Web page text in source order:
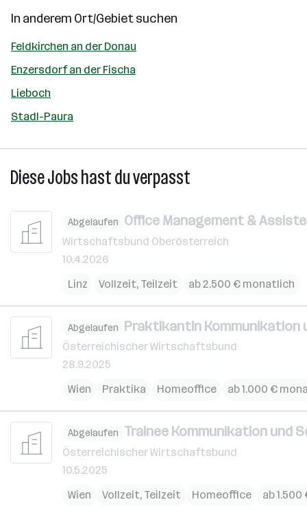
In anderem Ort/Gebiet suchen
Feldkirchen an der Donau
Enzersdorf an der Fischa
Lieboch
Stadl-Paura
Diese Jobs hast du verpasst
Abgelaufen Office Management &
Wirtschaftsbund Oberösterreich
10.4.2026
Linz
Vollzeit, Teilzeit ab 2.500 € monatlich
Abgelaufen PraktikantIn Kommunikation
Österreichischer Wirtschaftsbund
28.9.2025
Wien
Praktika Homeoffice ab 1.000 €
Abgelaufen Trainee Kommunikation und
Österreichischer Wirtschaftsbund
10.5.2025
Wien
Vollzeit, Teilzeit Homeoffice ab